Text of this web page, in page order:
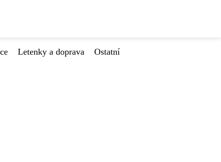
Letenky a doprava
Ostatní